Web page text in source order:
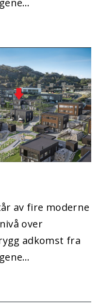
av fire moderne
over
adkomst fra